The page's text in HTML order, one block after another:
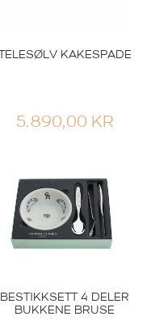
TELESØLV KAKESPADE
5.890,00 KR
BESTIKKSETT 4 DELER
BUKKENE BRUSE